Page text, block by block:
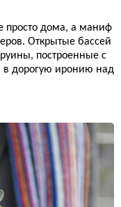
просто дома, а маниф
Открытые бассей
построенные с
в дорогую иронию над